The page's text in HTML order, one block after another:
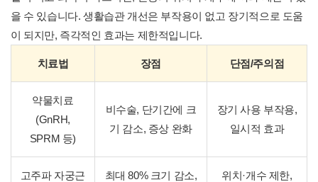
을 수 있습니다. 생활습관 개선은 부작용이 없고 장기적으로 도움
이 되지만, 즉각적인 효과는 제한적입니다.
치료법 장점 단점/주의점
약물치료
(GnRH,
SPRM 등)
비수술, 단기간에 크
기 감소, 증상 완화
장기 사용 부작용,
일시적 효과
고주파 자궁근
최대 80% 크기 감소,
위치·개수 제한,